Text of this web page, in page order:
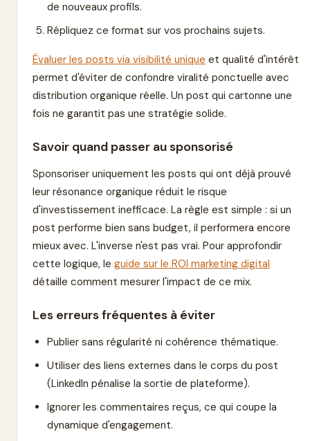
de nouveaux profils.
Répliquez ce format sur vos prochains sujets.
Évaluer les posts via visibilité unique et qualité d'intérêt
permet d'éviter de confondre viralité ponctuelle avec
distribution organique réelle. Un post qui cartonne une
fois ne garantit pas une stratégie solide.
Savoir quand passer au sponsorisé
Sponsoriser uniquement les posts qui ont déjà prouvé
leur résonance organique réduit le risque
d'investissement inefficace. La règle est simple : si un
post performe bien sans budget, il performera encore
mieux avec. L'inverse n'est pas vrai. Pour approfondir
cette logique, le guide sur le ROI marketing digital
détaille comment mesurer l'impact de ce mix.
Les erreurs fréquentes à éviter
Publier sans régularité ni cohérence thématique.
Utiliser des liens externes dans le corps du post
(LinkedIn pénalise la sortie de plateforme).
Ignorer les commentaires reçus, ce qui coupe la
dynamique d'engagement.